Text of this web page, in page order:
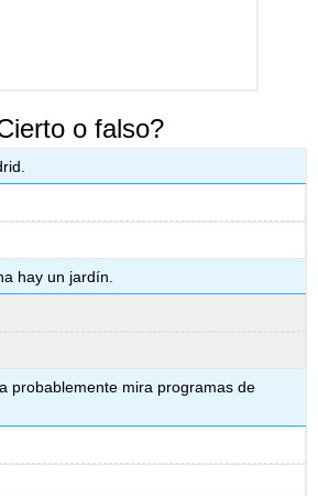
o falso?
hay un jardín.
probablemente mira programas de